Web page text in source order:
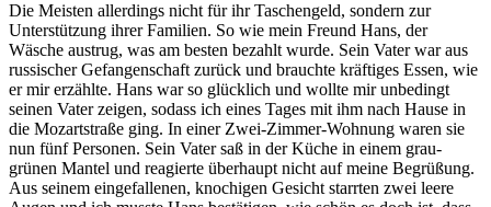
Die Meisten allerdings nicht für ihr Taschengeld, sondern zur
Unterstützung ihrer Familien. So wie mein Freund Hans, der
Wäsche austrug, was am besten bezahlt wurde. Sein Vater war aus
russischer Gefangenschaft zurück und brauchte kräftiges Essen, wie
er mir erzählte. Hans war so glücklich und wollte mir unbedingt
seinen Vater zeigen, sodass ich eines Tages mit ihm nach Hause in
die Mozartstraße ging. In einer Zwei-Zimmer-Wohnung waren sie
nun fünf Personen. Sein Vater saß in der Küche in einem grau-
grünen Mantel und reagierte überhaupt nicht auf meine Begrüßung.
Aus seinem eingefallenen, knochigen Gesicht starrten zwei leere